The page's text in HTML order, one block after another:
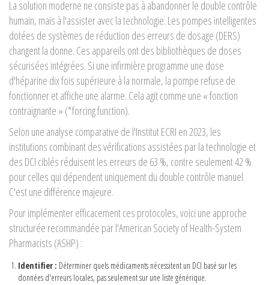
La solution moderne ne consiste pas à abandonner le double contrôle
humain, mais à l'assister avec la technologie. Les pompes intelligentes
dotées de systèmes de réduction des erreurs de dosage (DERS)
changent la donne. Ces appareils ont des bibliothèques de doses
sécurisées intégrées. Si une infirmière programme une dose
d'héparine dix fois supérieure à la normale, la pompe refuse de
fonctionner et affiche une alarme. Cela agit comme une « fonction
contraignante » (*forcing function).
Selon une analyse comparative de l'Institut ECRI en 2023, les
institutions combinant des vérifications assistées par la technologie et
des DCI ciblés réduisent les erreurs de 63 %, contre seulement 42 %
pour celles qui dépendent uniquement du double contrôle manuel.
C'est une différence majeure.
Pour implémenter efficacement ces protocoles, voici une approche
structurée recommandée par l'American Society of Health-System
Pharmacists (ASHP) :
Identifier : Déterminer quels médicaments nécessitent un DCI basé sur les
données d'erreurs locales, pas seulement sur une liste générique.